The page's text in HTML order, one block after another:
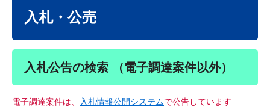
入札・公売
入札公告の検索 （電子調達案件以外）
電子調達案件は、 入札情報公開システムで公告しています